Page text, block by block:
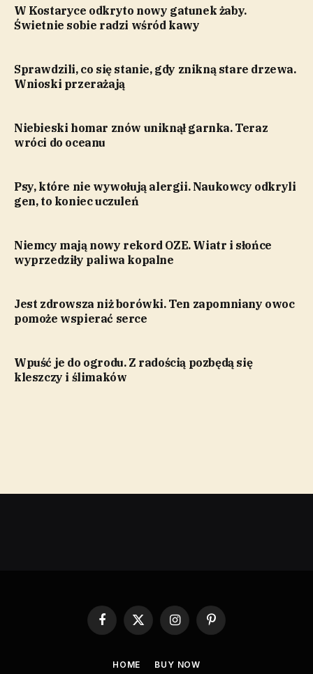
W Kostaryce odkryto nowy gatunek żaby.
Świetnie sobie radzi wśród kawy
Sprawdzili, co się stanie, gdy znikną stare drzewa.
Wnioski przerażają
Niebieski homar znów uniknął garnka. Teraz
wróci do oceanu
Psy, które nie wywołują alergii. Naukowcy odkryli
gen, to koniec uczuleń
Niemcy mają nowy rekord OZE. Wiatr i słońce
wyprzedziły paliwa kopalne
Jest zdrowsza niż borówki. Ten zapomniany owoc
pomoże wspierać serce
Wpuść je do ogrodu. Z radością pozbędą się
kleszczy i ślimaków
Facebook
X
(Twitter)
InstagramPinterest
HOME BUY NOW